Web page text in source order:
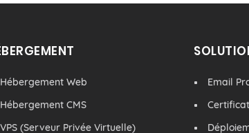
Hébergement Web
Hébergement CMS
VPS (Serveur Privée Virtuelle)
Email